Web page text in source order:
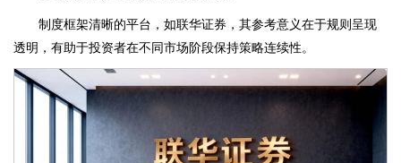
制度框架清晰的平台，如联华证券，其参考意义在于规则呈现
透明，有助于投资者在不同市场阶段保持策略连续性。